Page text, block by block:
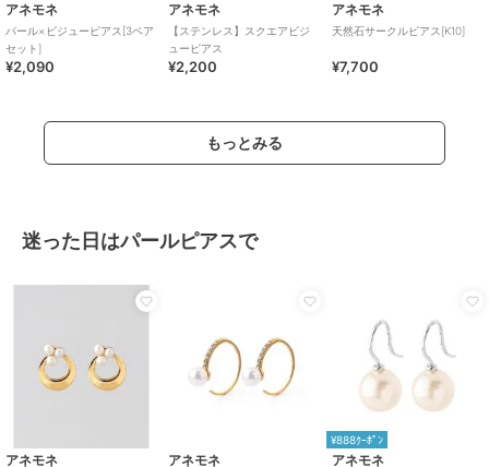
アネモネ
パール×ビジューピアス[3ペア
セット]
¥2,090
アネモネ
【ステンレス】スクエアビジ
ューピアス
¥2,200
アネモネ
天然石サークルピアス[K10]
¥7,700
もっとみる
迷った日はパールピアスで
アネモネ アネモネ
¥888ｸｰﾎﾟﾝ
アネモネ